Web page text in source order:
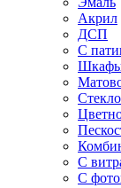
Акрил
ДСП
С
Стекло
С
С